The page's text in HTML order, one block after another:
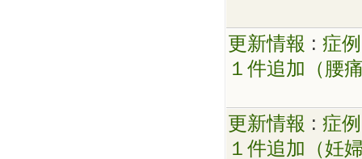
更新情報 : 症
１件追加（腰
更新情報 : 症
１件追加（妊